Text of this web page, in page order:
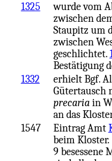
1325
wurde vom
zwischen
Staupitz um
zwischen
geschlichtet.
Bestätigung
1332
erhielt Bgf.
Gütertausch
precariain
an das
1547
Eintrag Amt
beim Kloster.
9 besessene